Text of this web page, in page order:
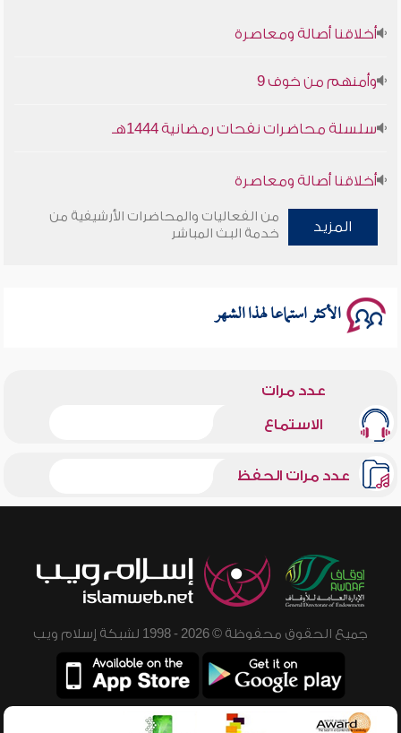
أخلاقنا أصالة ومعاصرة
وأمنهم من خوف 9
سلسلة محاضرات نفحات رمضانية 1444هـ
أخلاقنا أصالة ومعاصرة
وأمنهم من خوف 9
المزيد
من الفعاليات والمحاضرات الأرشيفية من
خدمة البث المباشر
الأكثر استماعا لهذا الشهر
عدد مرات
الاستماع
عدد مرات الحفظ
جميع الحقوق محفوظة © 2026 - 1998 لشبكة إسلام ويب